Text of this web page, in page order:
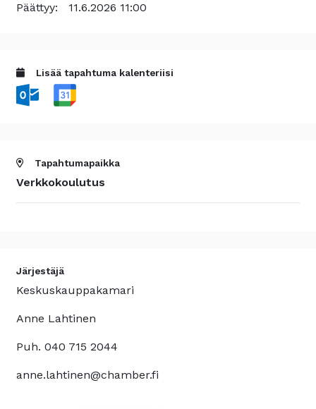
Päättyy: 11.6.2026 11:00
Lisää tapahtuma kalenteriisi
Tapahtumapaikka
Verkkokoulutus
Järjestäjä
Keskuskauppakamari
Anne Lahtinen
Puh. 040 715 2044
anne.lahtinen@chamber.fi